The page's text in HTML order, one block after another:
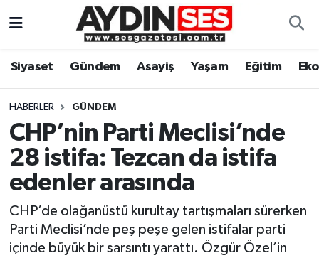
Siyaset Gündem Asayiş Yaşam Eğitim
HABERLER GÜNDEM
CHP’nin Parti Meclisi’nde
28 istifa: Tezcan da istifa
edenler arasında
CHP’de olağanüstü kurultay tartışmaları sürerken
Parti Meclisi’nde peş peşe gelen istifalar parti
içinde büyük bir sarsıntı yarattı. Özgür Özel’in
Gündem
Siyaset
Ekonomi
Eğitim
Aydın Hava Durumu
Aydin Namaz Vakitleri
Aydın Trafik Yoğunluk Haritası
Tüm Manşetler